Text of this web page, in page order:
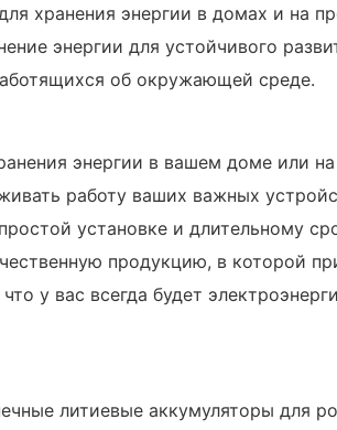
хранения энергии в домах и на
энергии для устойчивого
об окружающей среде.
энергии в вашем доме или на
работу ваших важных
установке и длительному
продукцию, в которой
у вас всегда будет
литиевые аккумуляторы для